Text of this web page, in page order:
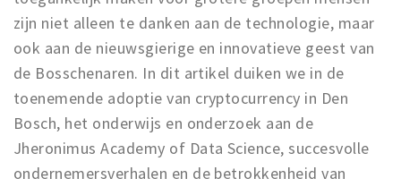
Inloggen
zijn niet alleen te danken aan de technologie, maar
ook aan de nieuwsgierige en innovatieve geest van
de Bosschenaren. In dit artikel duiken we in de
toenemende adoptie van cryptocurrency in Den
Bosch, het onderwijs en onderzoek aan de
Jheronimus Academy of Data Science, succesvolle
ondernemersverhalen en de betrokkenheid van